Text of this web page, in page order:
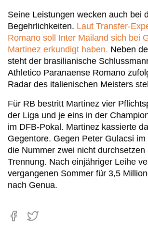
Seine Leistungen wecken auch bei
Begehrlichkeiten. Laut Transfer-
Romano soll Inter Mailand sich bei
Martinez erkundigt haben. Neben
steht der brasilianische
Athletico Paranaense Romano
Radar des italienischen Meisters
Für RB bestritt Martinez vier
der Liga und je eins in der
im DFB-Pokal. Martinez kassierte
Gegentore. Gegen Peter Gulacsi im
die Nummer zwei nicht durchsetzen
Trennung. Nach einjähriger Leihe
vergangenen Sommer für 3,5
nach Genua.